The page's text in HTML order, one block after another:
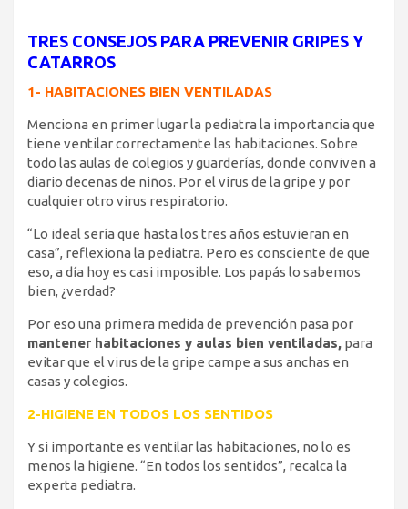
TRES CONSEJOS PARA PREVENIR GRIPES Y
CATARROS
1- HABITACIONES BIEN VENTILADAS
Menciona en primer lugar la pediatra la importancia que
tiene ventilar correctamente las habitaciones. Sobre
todo las aulas de colegios y guarderías, donde conviven a
diario decenas de niños. Por el virus de la gripe y por
cualquier otro virus respiratorio.
“Lo ideal sería que hasta los tres años estuvieran en
casa”, reflexiona la pediatra. Pero es consciente de que
eso, a día hoy es casi imposible. Los papás lo sabemos
bien, ¿verdad?
Por eso una primera medida de prevención pasa por
mantener habitaciones y aulas bien ventiladas, para
evitar que el virus de la gripe campe a sus anchas en
casas y colegios.
2-HIGIENE EN TODOS LOS SENTIDOS
Y si importante es ventilar las habitaciones, no lo es
menos la higiene. “En todos los sentidos”, recalca la
experta pediatra.